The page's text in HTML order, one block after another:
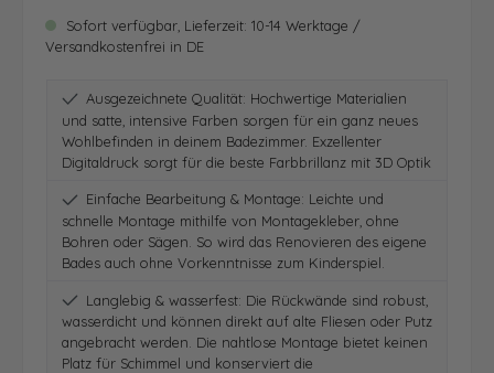
Sofort verfügbar, Lieferzeit: 10-14 Werktage /
Versandkostenfrei in DE
Ausgezeichnete Qualität: Hochwertige Materialien
und satte, intensive Farben sorgen für ein ganz neues
Wohlbefinden in deinem Badezimmer. Exzellenter
Digitaldruck sorgt für die beste Farbbrillanz mit 3D Optik
Einfache Bearbeitung & Montage: Leichte und
schnelle Montage mithilfe von Montagekleber, ohne
Bohren oder Sägen. So wird das Renovieren des eigene
Bades auch ohne Vorkenntnisse zum Kinderspiel.
Langlebig & wasserfest: Die Rückwände sind robust,
wasserdicht und können direkt auf alte Fliesen oder Putz
angebracht werden. Die nahtlose Montage bietet keinen
Platz für Schimmel und konserviert die